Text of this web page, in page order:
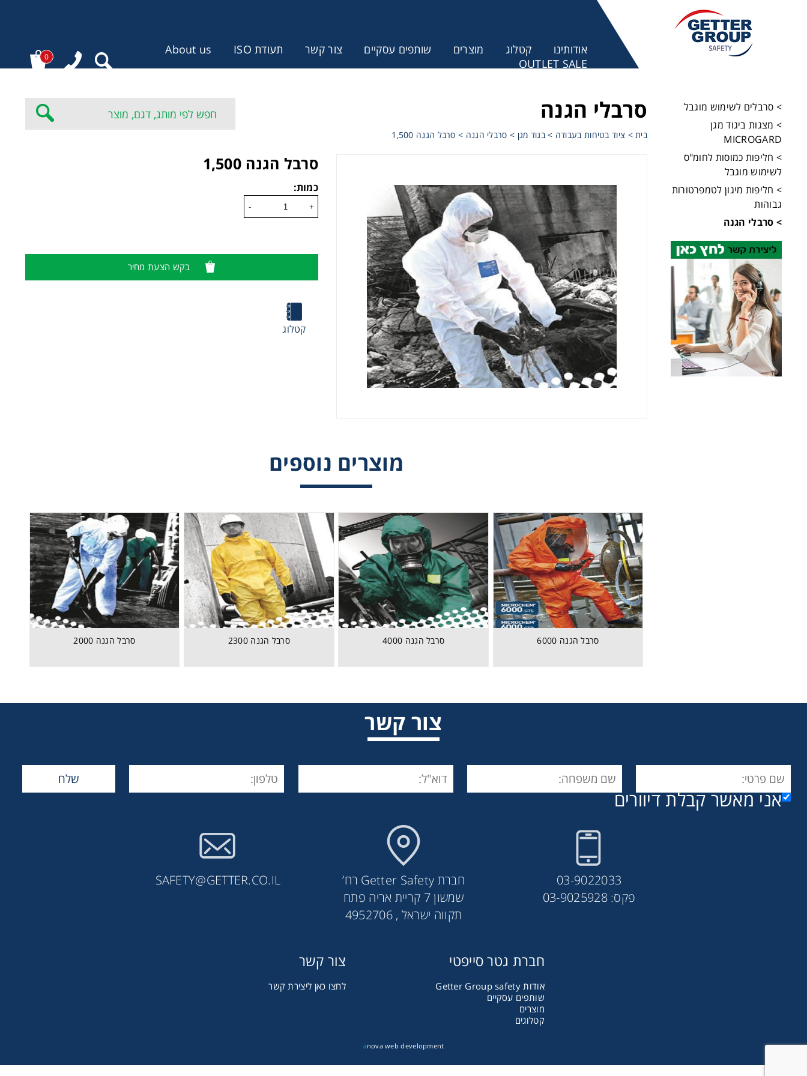
אודותינו קטלוג מוצרים שותפים עסקיים צור קשר תעודת ISO
About us
OUTLET SALE
0
> סרבלים לשימוש מוגבל
> מצגות ביגוד מגן
MICROGARD
> חליפות כמוסות לחומ"ס
לשימוש מוגבל
> חליפות מיגון לטמפרטורות
גבוהות
> סרבלי הגנה
סרבלי הגנה
בית> ציוד בטיחות בעבודה >בגוד מגן > סרבלי הגנה > סרבל הגנה 1,500
סרבל הגנה 1,500
כמות:
+
-
בקש הצעת מחיר
קטלוג
מוצרים נוספים
סרבל הגנה 6000 סרבל הגנה 4000 סרבל הגנה 2300 סרבל הגנה 2000
צור קשר
אני מאשר קבלת דיוורים
03-9022033
פקס: 03-9025928
חברת Getter Safety רח’
שמשון 7 קריית אריה פתח
תקווה ישראל , 4952706
SAFETY@GETTER.CO.IL
חברת גטר סייפטי
אודות Getter Group safety
שותפים עסקיים
מוצרים
קטלוגים
צור קשר
לחצו כאן ליצירת קשר
a nova web development
סרבל הגנה 6000